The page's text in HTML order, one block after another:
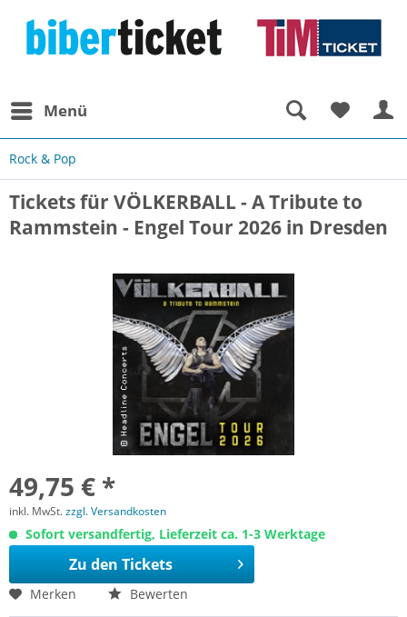
Menü
Rock & Pop
Tickets für VÖLKERBALL - A Tribute to
Rammstein - Engel Tour 2026 in Dresden
49,75 € *
inkl. MwSt.zzgl. Versandkosten
Sofort versandfertig, Lieferzeit ca. 1-3 Werktage
Zu den Tickets
Merken Bewerten